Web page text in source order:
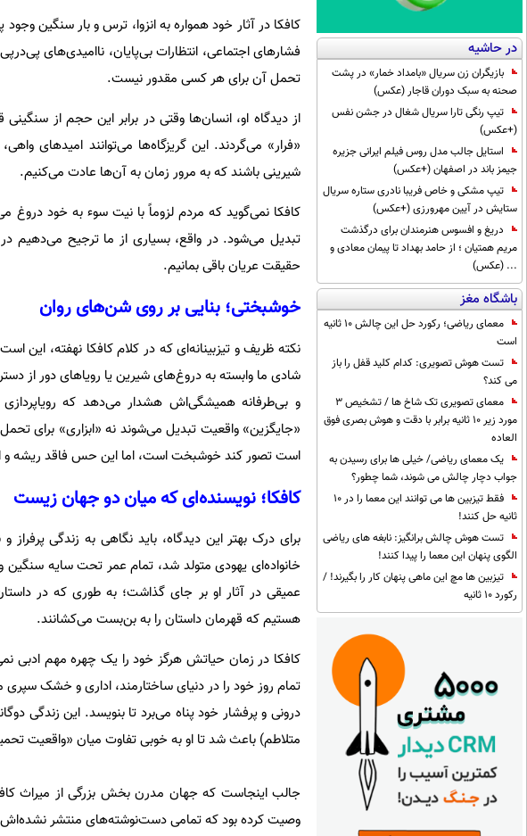
در حاشیه
بازیگران زن سریال «بامداد خمار» در پشت
صحنه به سبک دوران قاجار (عکس)
تیپ رنگی تارا سریال شغال در جشن نفس
(+عکس)
استایل جالب مدل روس فیلم ایرانی جزیره
جیمز باند در اصفهان (+عکس)
تیپ مشکی و خاص فریبا نادری ستاره سریال
ستایش در آیین مهرورزی (+عکس)
دریغ و افسوس هنرمندان برای درگذشت
مریم همتیان ؛ از حامد بهداد تا پیمان معادی و
... (عکس)
باشگاه مغز
معمای ریاضی؛ رکورد حل این چالش 10 ثانیه
است
تست هوش تصویری: کدام کلید قفل را باز
می کند؟
معمای تصویری تک شاخ ها / تشخیص 3
مورد زیر 10 ثانیه برابر با دقت و هوش بصری فوق
العاده
یک معمای ریاضی/ خیلی ها برای رسیدن به
جواب دچار چالش می شوند، شما چطور؟
فقط تیزبین ها می توانند این معما را در 10
ثانیه حل کنند!
تست هوش چالش برانگیز: نابغه های ریاضی
الگوی پنهان این معما را پیدا کنند!
تیزبین ها مچ این ماهی پنهان کار را بگیرند! /
رکورد 10 ثانیه
کافکا در آثار خود همواره به انزوا، ترس و بار سنگین
فشارهای اجتماعی، انتظارات بی‌پایان، ناامیدی‌های
تحمل آن برای هر کسی مقدور نیست.
از دیدگاه او، انسان‌ها وقتی در برابر این حجم از
«فرار» می‌گردند. این گریزگاه‌ها می‌توانند امیدهای
شیرینی باشند که به مرور زمان به آن‌ها عادت می‌کنیم.
کافکا نمی‌گوید که مردم لزوماً با نیت سوء به خود دروغ
تبدیل می‌شود. در واقع، بسیاری از ما ترجیح می‌دهیم
حقیقت عریان باقی بمانیم.
خوشبختی؛ بنایی بر روی شن‌های روان
نکته ظریف و تیزبینانه‌ای که در کلام کافکا نهفته،
شادی ما وابسته به دروغ‌های شیرین یا رویاهای دور از
و بی‌طرفانه همیشگی‌اش هشدار می‌دهد که رویاپردازی
«جایگزین» واقعیت تبدیل می‌شوند نه «ابزاری» برای
است تصور کند خوشبخت است، اما این حس فاقد ریشه و
کافکا؛ نویسنده‌ای که میان دو جهان زیست
خانواده‌ای یهودی متولد شد، تمام عمر تحت سایه سنگین
عمیقی در آثار او بر جای گذاشت؛ به طوری که در
هستیم که قهرمان داستان را به بن‌بست می‌کشانند.
کافکا در زمان حیاتش هرگز خود را یک چهره مهم ادبی
تمام روز خود را در دنیای ساختارمند، اداری و خشک
درونی و پرفشار خود پناه می‌برد تا بنویسد. این زندگی
متلاطم) باعث شد تا او به خوبی تفاوت میان «واقعیت
جالب اینجاست که جهان مدرن بخش بزرگی از میراث
وصیت کرده بود که تمامی دست‌نوشته‌های منتشر نشده‌اش